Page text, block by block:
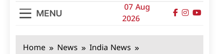
മലയാളിപത്രം
MENU
07 Aug
2026
Home News
India News